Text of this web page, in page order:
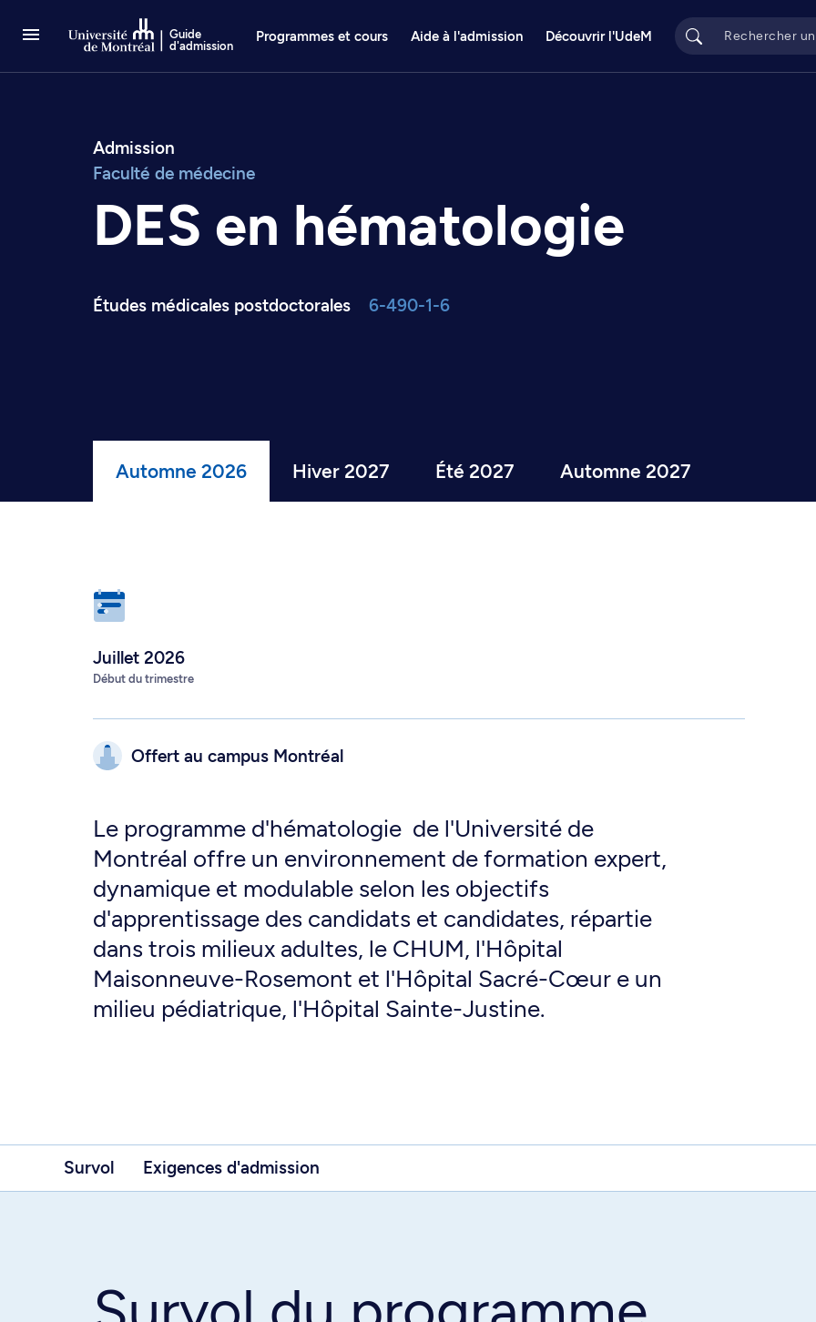
Guide
d'admission
Programmes et cours Aide à l'admission Découvrir l'UdeM
Admission
Faculté de médecine
DES en hématologie
Études médicales postdoctorales 6-490-1-6
Automne 2026 Hiver 2027 Été 2027 Automne 2027
Juillet 2026
Début du trimestre
Offert au campus Montréal
Le programme d'hématologie de l'Université de
Montréal offre un environnement de formation expert,
dynamique et modulable selon les objectifs
d'apprentissage des candidats et candidates, répartie
dans trois milieux adultes, le CHUM, l'Hôpital
Maisonneuve-Rosemont et l'Hôpital Sacré-Cœur e un
milieu pédiatrique, l'Hôpital Sainte-Justine.
Survol Exigences d'admission